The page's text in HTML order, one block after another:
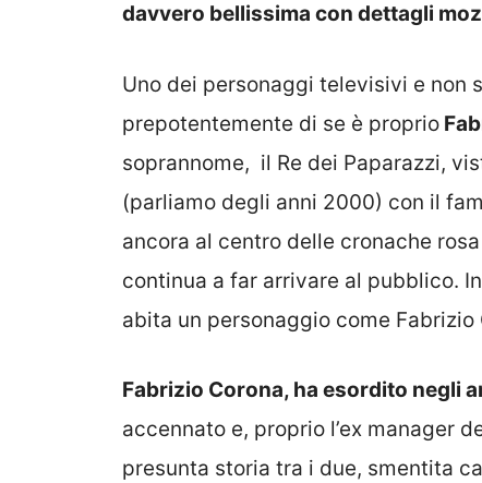
davvero bellissima con dettagli
Uno dei personaggi televisivi e non
prepotentemente di se è proprio
soprannome, il Re dei Paparazzi,
(parliamo degli anni 2000) con il
ancora al centro delle cronache
continua a far arrivare al pubblico.
abita un personaggio come Fabrizio
Fabrizio Corona, ha esordito negli
accennato e, proprio l’ex manager
presunta storia tra i due, smentita